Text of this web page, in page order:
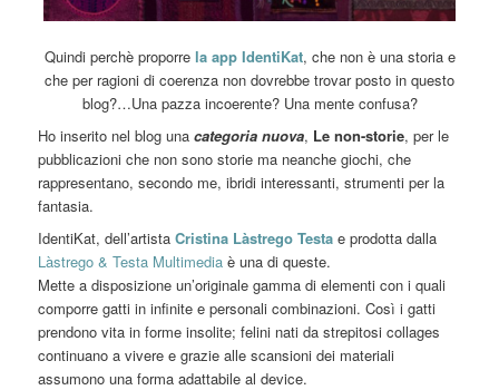
Quindi perchè proporre la app IdentiKat, che non è una storia e
che per ragioni di coerenza non dovrebbe trovar posto in questo
blog?…Una pazza incoerente? Una mente confusa?
Ho inserito nel blog unacategoria nuova, Le non-storie, per le
pubblicazioni che non sono storie ma neanche giochi, che
rappresentano, secondo me, ibridi interessanti, strumenti per la
fantasia.
IdentiKat, dell’artistaCristina Làstrego Testa e prodotta dalla
Làstrego & Testa Multimedia è una di queste.
Mette a disposizione un’originale gamma di elementi con i quali
comporre gatti in infinite e personali combinazioni. Così i gatti
prendono vita in forme insolite; felini nati da strepitosi collages
continuano a vivere e grazie alle scansioni dei materiali
assumono una forma adattabile al device.